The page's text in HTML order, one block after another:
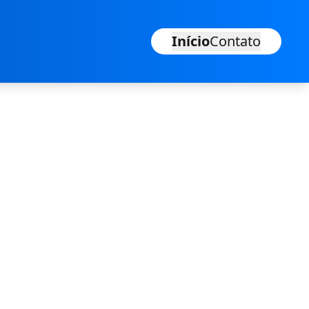
InícioContato